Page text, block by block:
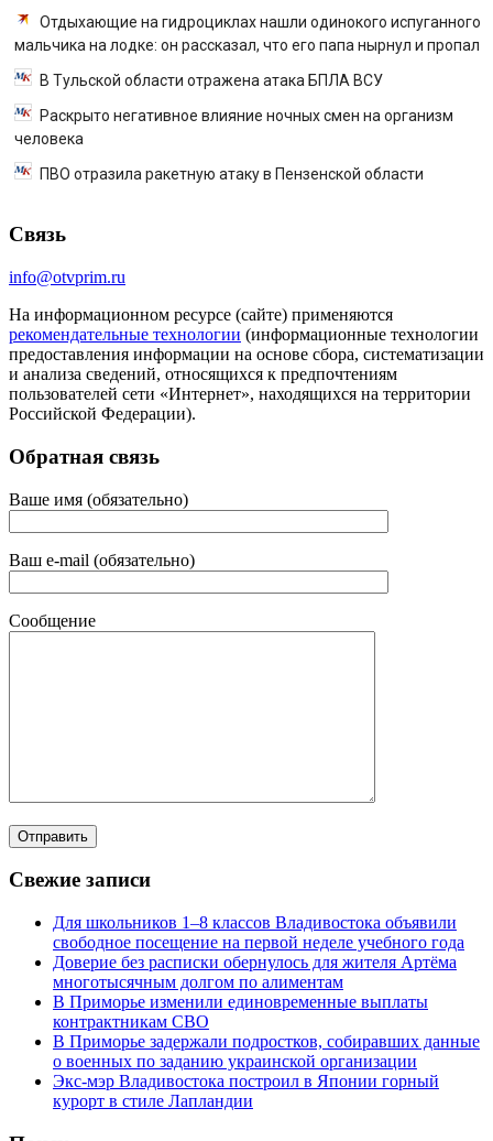
Отдыхающие на гидроциклах нашли одинокого испуганного
мальчика на лодке: он рассказал, что его папа нырнул и пропал
В Тульской области отражена атака БПЛА ВСУ
Раскрыто негативное влияние ночных смен на организм
человека
ПВО отразила ракетную атаку в Пензенской области
Связь
info@otvprim.ru
На информационном ресурсе (сайте) применяются
рекомендательные технологии (информационные технологии
предоставления информации на основе сбора, систематизации
и анализа сведений, относящихся к предпочтениям
пользователей сети «Интернет», находящихся на территории
Российской Федерации).
Обратная связь
Ваше имя (обязательно)
Ваш e-mail (обязательно)
Сообщение
Свежие записи
Для школьников 1–8 классов Владивостока объявили
свободное посещение на первой неделе учебного года
Доверие без расписки обернулось для жителя Артёма
многотысячным долгом по алиментам
В Приморье изменили единовременные выплаты
контрактникам СВО
В Приморье задержали подростков, собиравших данные
о военных по заданию украинской организации
Экс-мэр Владивостока построил в Японии горный
курорт в стиле Лапландии